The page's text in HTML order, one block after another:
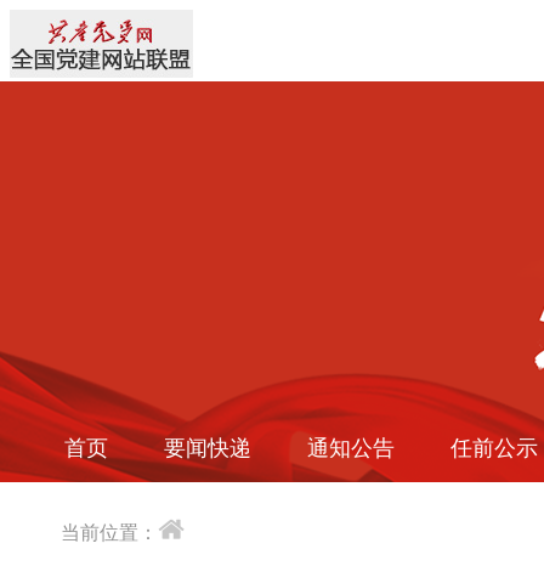
首页 要闻快递 通知公告 任前公示
当前位置：